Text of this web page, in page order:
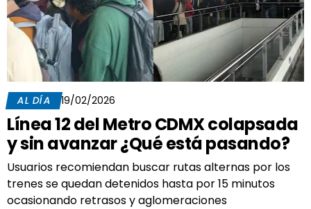
AL DÍA 19/02/2026
Línea 12 del Metro CDMX colapsada
y sin avanzar ¿Qué está pasando?
Usuarios recomiendan buscar rutas alternas por los
trenes se quedan detenidos hasta por 15 minutos
ocasionando retrasos y aglomeraciones